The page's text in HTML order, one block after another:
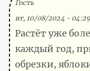
Гость
вт, 10/08/2024 - 04:29
Растёт уже
каждый год,
обрезки,